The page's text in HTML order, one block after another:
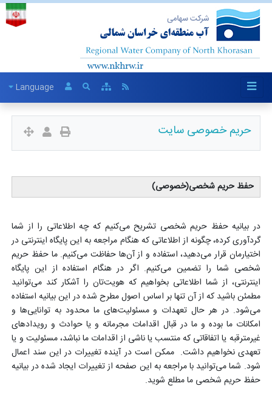
Language
حریم خصوصی سایت
حفظ حریم شخصی(خصوصی)
در بیانیه حفظ حریم شخصی تشریح می‌کنیم که چه اطلاعاتی را از شما
گردآوری کرده، چگونه از اطلاعاتی که هنگام مراجعه به این پایگاه اینترنتی در
اختیارمان قرار می‌دهید، استفاده و از آ‌ن‌ها حفاظت می‌کنیم. ما حفظ حریم
شخصی شما را تضمین می‌کنیم. اگر در هنگام استفاده از این پایگاه
اینترنتی، از شما اطلاعاتی بخواهیم که هویت‌تان را آشکار کند می‌توانید
مطمئن باشید که از آن تنها بر اساس اصول مطرح شده در این بیانیه استفاده
می‌شود. در هر حال تعهدات و مسئولیت‌های ما محدود به توانایی‌ها و
امکانات ما بوده و ما در قبال اقدامات مجرمانه و یا حوادث و رویدادهای
غیرمترقبه یا اتفاقاتی که منتسب یا ناشی از اقدامات ما نباشد، مسئولیت و یا
تعهدی نخواهیم داشت. ممکن است در آینده تغییرات در این سند اعمال
شود. شما می‌توانید با مراجعه به این صفحه از تغییرات ایجاد شده در بیانیه
حفظ حریم شخصی ما مطلع شوید.